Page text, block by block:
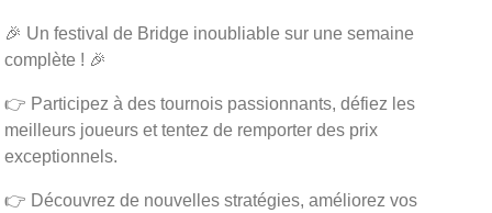
🎉 Un festival de Bridge inoubliable sur une semaine
complète ! 🎉
👉 Participez à des tournois passionnants, défiez les
meilleurs joueurs et tentez de remporter des prix
exceptionnels.
👉 Découvrez de nouvelles stratégies, améliorez vos